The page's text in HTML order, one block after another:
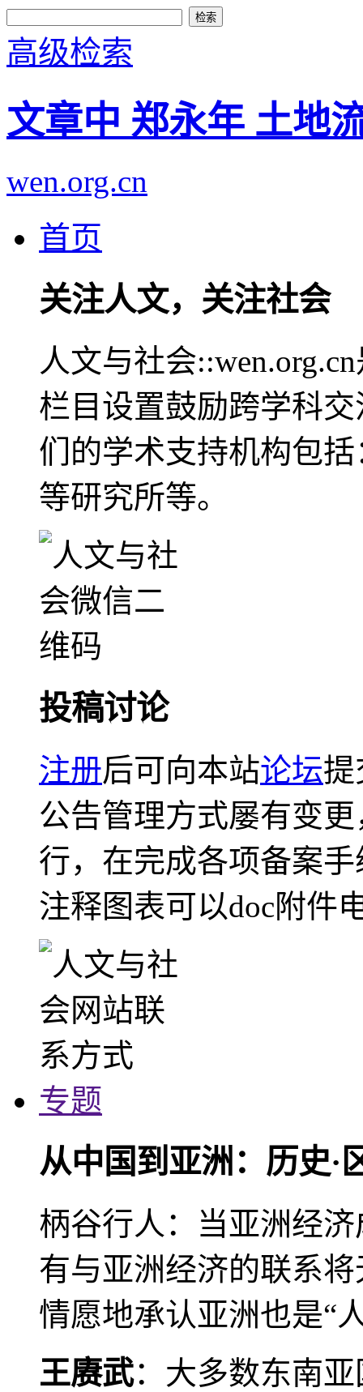
高级检索
文章中 郑永年 土地
wen.org.cn
首页
关注人文，关注社会
人文与社会
栏目设置鼓励跨学科
们的学术支持机构包
等研究所等。
投稿讨论
注册后可向本站论坛提
公告管理方式屡有变
行，在完成各项备案
注释图表可以doc附件
专题
从中国到亚洲：历史·
柄谷行人：当亚洲经
有与亚洲经济的联系
情愿地承认亚洲也是“
王赓武：大多数东南